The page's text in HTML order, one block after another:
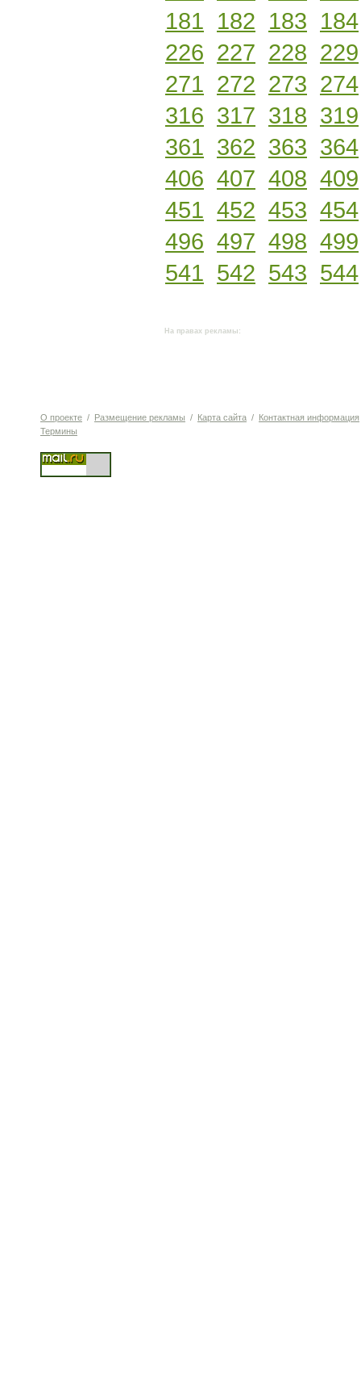
181 182 183 184
226 227 228 229
271 272 273 274
316 317 318 319
361 362 363 364
406 407 408 409
451 452 453 454
496 497 498 499
541 542 543 544
На правах рекламы:
О проекте / Размещение рекламы / Карта сайта / Контактная информация
Термины